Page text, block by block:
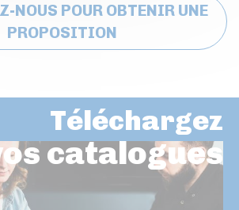
NOUS POUR OBTENIR UNE
PROPOSITION
Téléchargez
catalogues